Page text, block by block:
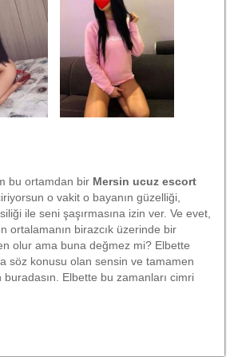
bu ortamdan bir Mersin ucuz escort
o vakit o bayanın güzelliği,
ile seni şaşırmasına izin ver. Ve evet,
ortalamanın birazcık üzerinde bir
olur ama buna değmez mi? Elbette
söz konusu olan sensin ve tamamen
buradasın. Elbette bu zamanları cimri